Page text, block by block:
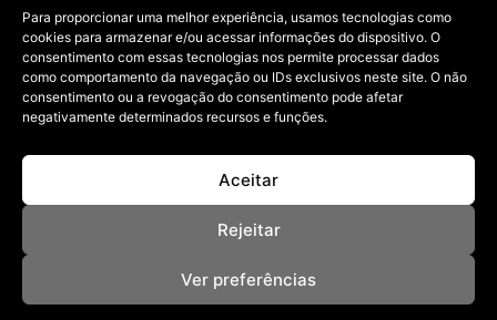
Para proporcionar uma melhor experiência, usamos tecnologias como
cookies para armazenar e/ou acessar informações do dispositivo. O
consentimento com essas tecnologias nos permite processar dados
como comportamento da navegação ou IDs exclusivos neste site. O não
consentimento ou a revogação do consentimento pode afetar
negativamente determinados recursos e funções.
Aceitar
Rejeitar
Ver preferências